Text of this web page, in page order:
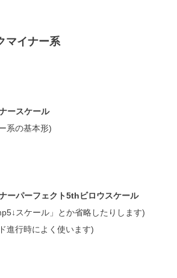
マイナー系
ースケール
系の基本形)
ーパーフェクト5thビロウスケール
スケール」とか省略したりします)
進行時によく使います)